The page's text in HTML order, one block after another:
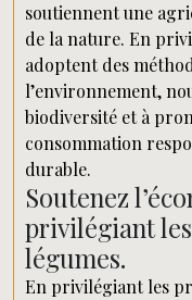
soutiennent une
de la nature. En
adoptent des
l’environnement,
biodiversité et à
consommation
durable.
Soutenez
privilégiant
légumes.
En privilégiant les